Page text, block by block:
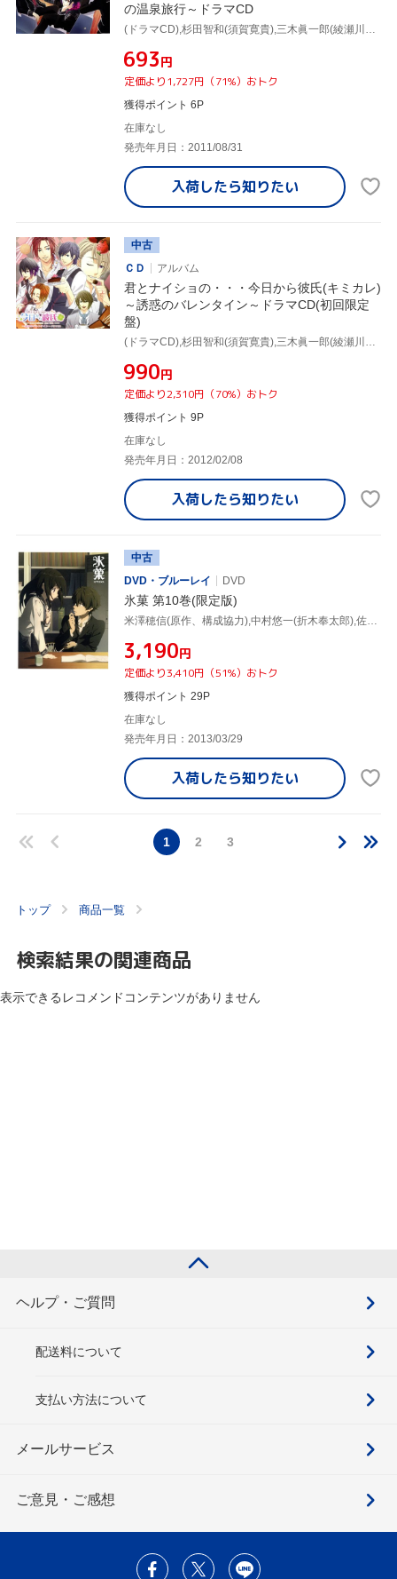
の温泉旅行～ドラマCD
¥693円
定価より1,727円（71%）おトク
獲得ポイント 6P
在庫なし
発売年月日：2011/08/31
入荷したら知りたい
中古
ＣＤ
アルバム
君とナイショの・・・今日から彼氏(キミカレ)
～誘惑のバレンタイン～ドラマCD(初回限定
盤)
¥990円
定価より2,310円（70%）おトク
獲得ポイント 9P
在庫なし
発売年月日：2012/02/08
入荷したら知りたい
中古
DVD・ブルーレイ
DVD
氷菓 第10巻(限定版)
米澤穂信(原作、構成協力),中村悠一(折木奉太郎),佐藤聡美(千反田える),阪口大助(福部里志),西屋太志(キャラクターデザイン),田中公平(音楽),Lantis(音楽)
¥3,190円
定価より3,410円（51%）おトク
獲得ポイント 29P
在庫なし
発売年月日：2013/03/29
入荷したら知りたい
1 2 3
トップ 商品一覧
検索結果の関連商品
表示できるレコメンドコンテンツがありません
ヘルプ・ご質問
配送料について
支払い方法について
メールサービス
ご意見・ご感想